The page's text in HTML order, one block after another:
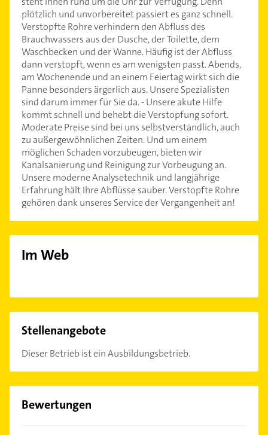
plötzlich und unvorbereitet passiert es ganz schnell.
Verstopfte Rohre verhindern den Abfluss des
Brauchwassers aus der Dusche, der Toilette, dem
Waschbecken und der Wanne. Häufig ist der Abfluss
dann verstopft, wenn es am wenigsten passt. Abends,
am Wochenende und an einem Feiertag wirkt sich die
Panne besonders ärgerlich aus. Unsere Spezialisten
sind darum immer für Sie da. - Unsere akute Hilfe
kommt schnell und behebt die Verstopfung sofort.
Moderate Preise sind bei uns selbstverständlich, auch
zu außergewöhnlichen Zeiten. Und um einem
möglichen Schaden vorzubeugen, bieten wir
Kanalsanierung und Reinigung zur Vorbeugung an.
Unsere moderne Analysetechnik und langjährige
Erfahrung hält Ihre Abflüsse sauber. Verstopfte Rohre
gehören dank unseres Service der Vergangenheit an!
Im Web
Stellenangebote
Dieser Betrieb ist ein Ausbildungsbetrieb.
Bewertungen